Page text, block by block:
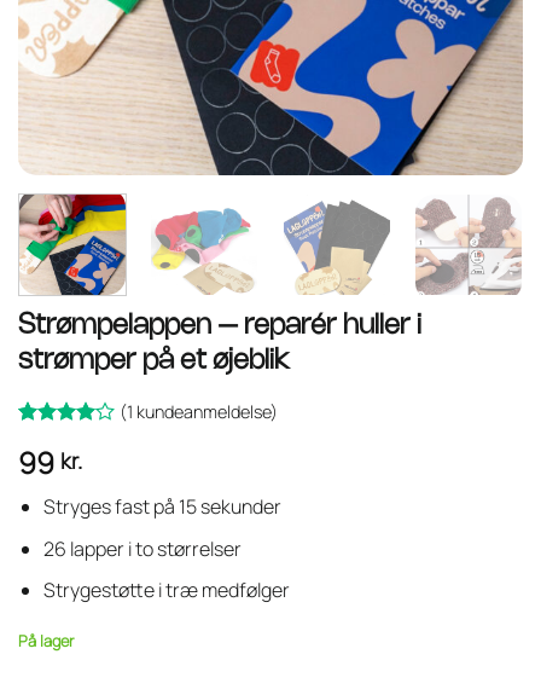
Strømpelappen – reparér huller i
strømper på et øjeblik
som 4
baseret
kundebedømmelse
(1 kundeanmeldelse)
99 kr.
Stryges fast på 15 sekunder
26 lapper i to størrelser
Strygestøtte i træ medfølger
På lager